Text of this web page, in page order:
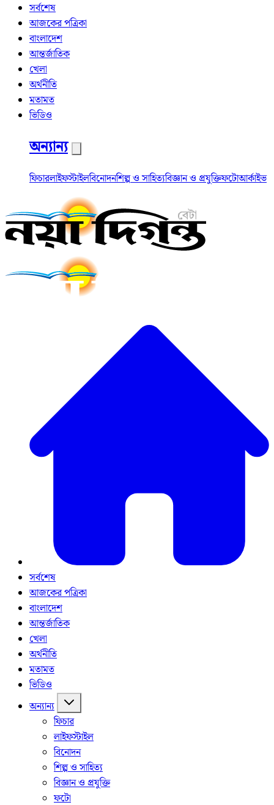
সর্বশেষ
আজকের পত্রিকা
বাংলাদেশ
আন্তর্জাতিক
খেলা
অর্থনীতি
মতামত
ভিডিও
অন্যান্য
ফিচারলাইফস্টাইলবিনোদনশিল্প ও সাহিত্যবিজ্ঞান ও প্রযুক্তিফটোআর্কাইভ
সর্বশেষ
আজকের পত্রিকা
বাংলাদেশ
আন্তর্জাতিক
খেলা
অর্থনীতি
মতামত
ভিডিও
অন্যান্য
ফিচার
লাইফস্টাইল
বিনোদন
শিল্প ও সাহিত্য
বিজ্ঞান ও প্রযুক্তি
ফটো